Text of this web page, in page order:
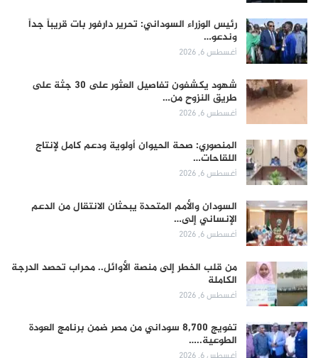
رئيس الوزراء السوداني: تحرير دارفور بات قريباً جداً
وندعو…
أغسطس 6, 2026
شهود يكشفون تفاصيل العثور على 30 جثة على
طريق النزوح من…
أغسطس 6, 2026
المنصوري: صحة الحيوان أولوية ودعم كامل لإنتاج
اللقاحات…
أغسطس 6, 2026
السودان والأمم المتحدة يبحثان الانتقال من الدعم
الإنساني إلى…
أغسطس 6, 2026
من قلب الخطر إلى منصة الأوائل.. محراب تحصد الدرجة
الكاملة
أغسطس 6, 2026
تفويج 8,700 سوداني من مصر ضمن برنامج العودة
الطوعية..…